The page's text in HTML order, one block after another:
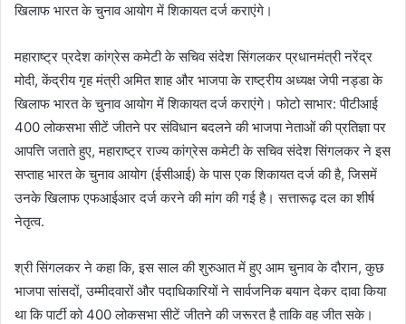
महाराष्ट्र प्रदेश कांग्रेस कमेटी के सचिव संदेश सिंगलकर प्रधानमंत्री नरेंद्र
मोदी, केंद्रीय गृह मंत्री अमित शाह और भाजपा के राष्ट्रीय अध्यक्ष जेपी नड्डा के
खिलाफ भारत के चुनाव आयोग में शिकायत दर्ज कराएंगे। फोटो साभार: पीटीआई
400 लोकसभा सीटें जीतने पर संविधान बदलने की भाजपा नेताओं की प्रतिज्ञा पर
आपत्ति जताते हुए, महाराष्ट्र राज्य कांग्रेस कमेटी के सचिव संदेश सिंगलकर ने इस
सप्ताह भारत के चुनाव आयोग (ईसीआई) के पास एक शिकायत दर्ज की है, जिसमें
उनके खिलाफ एफआईआर दर्ज करने की मांग की गई है। सत्तारूढ़ दल का शीर्ष
नेतृत्व.
श्री सिंगलकर ने कहा कि, इस साल की शुरुआत में हुए आम चुनाव के दौरान, कुछ
भाजपा सांसदों, उम्मीदवारों और पदाधिकारियों ने सार्वजनिक बयान देकर दावा किया
था कि पार्टी को 400 लोकसभा सीटें जीतने की जरूरत है ताकि वह जीत सके।